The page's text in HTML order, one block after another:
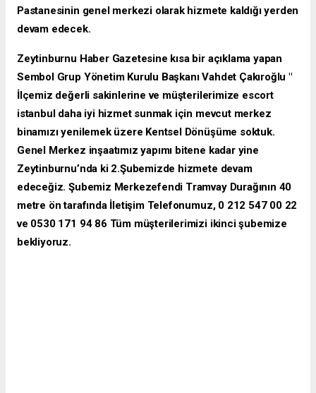
Pastanesinin genel merkezi olarak hizmete kaldığı yerden
devam edecek.
Zeytinburnu Haber Gazetesine kısa bir açıklama yapan
Sembol Grup Yönetim Kurulu Başkanı Vahdet Çakıroğlu "
İlçemiz değerli sakinlerine ve müşterilerimize escort
istanbuldaha iyi hizmet sunmak için mevcut merkez
binamızı yenilemek üzere Kentsel Dönüşüme soktuk.
Genel Merkez inşaatımız yapımı bitene kadar yine
Zeytinburnu’nda ki 2.Şubemizde hizmete devam
edeceğiz. Şubemiz Merkezefendi Tramvay Durağının 40
metre ön tarafında İletişim Telefonumuz, 0 212 547 00 22
ve 0530 171 94 86 Tüm müşterilerimizi ikinci şubemize
bekliyoruz.